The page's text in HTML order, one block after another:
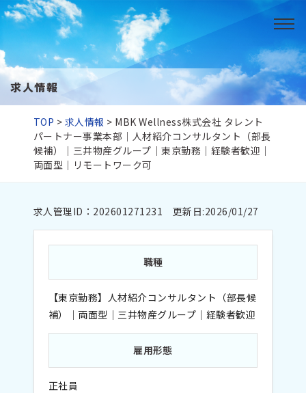
求人情報
TOP > 求人情報 > MBK Wellness株式会社 タレント
パートナー事業本部｜人材紹介コンサルタント（部長
候補）｜三井物産グループ｜東京勤務｜経験者歓迎｜
両面型｜リモートワーク可
求人管理ID：202601271231 更新日:2026/01/27
職種
【東京勤務】人材紹介コンサルタント（部長候
補）｜両面型｜三井物産グループ｜経験者歓迎
雇用形態
正社員